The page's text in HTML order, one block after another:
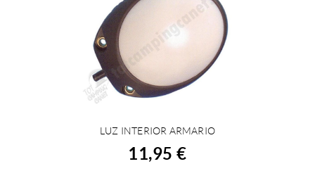
ACHETER
LUZ INTERIOR ARMARIO
11,95 €